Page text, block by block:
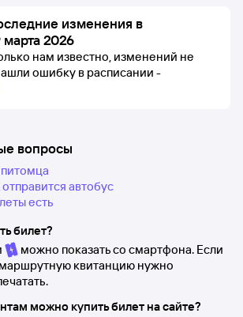
изменения в
2026
нам известно, изменений не
ошибку в расписании -
вопросы
автобус
есть
билет?
можно показать со смартфона. Если
маршрутную квитанцию нужно
можно купить билет на сайте?